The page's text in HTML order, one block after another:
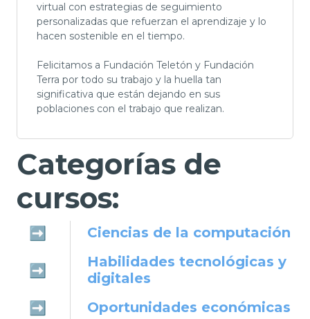
Last updated on 28 Jul, 2026
virtual con estrategias de seguimiento
personalizadas que refuerzan el aprendizaje y lo
hacen sostenible en el tiempo.
Felicitamos a Fundación Teletón y Fundación
Terra por todo su trabajo y la huella tan
significativa que están dejando en sus
poblaciones con el trabajo que realizan.
Categorías de
cursos:
➡️ Ciencias de la computación
➡️
Habilidades tecnológicas y
digitales
➡️
Oportunidades económicas